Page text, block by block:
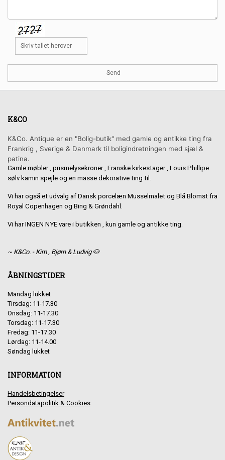
K&CO
K&Co. Antique er en "Bolig-butik" med gamle og antikke ting fra
Frankrig , Sverige & Danmark til boligindretningen med sjæl &
patina.
Gamle møbler , prismelysekroner , Franske kirkestager , Louis Phillipe
sølv kamin spejle og en masse dekorative ting til.
Vi har også et udvalg af Dansk porcelæn Musselmalet og Blå Blomst fra
Royal Copenhagen og Bing & Grøndahl.
Vi har INGEN NYE vare i butikken , kun gamle og antikke ting.
~ K&Co. - Kim , Bjørn & Ludvig 🐶
ÅBNINGSTIDER
Mandag lukket
Tirsdag: 11-17.30
Onsdag: 11-17.30
Torsdag: 11-17.30
Fredag: 11-17.30
Lørdag: 11-14.00
Søndag lukket
INFORMATION
Handelsbetingelser
Persondatapolitik & Cookies